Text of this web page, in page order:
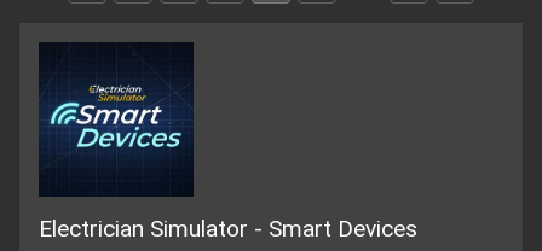
Electrician Simulator - Smart Devices